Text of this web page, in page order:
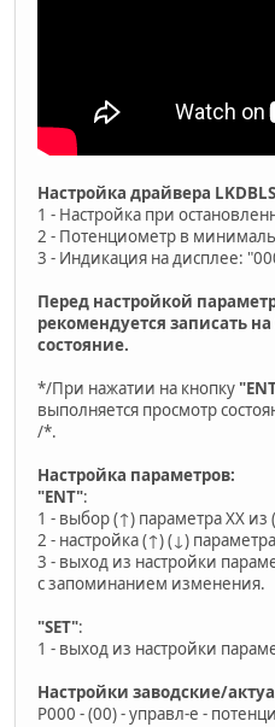
Настройка драйвера
1 - Настройка при
2 - Потенциометр в
3 - Индикация на дисплее:
Перед настройкой
рекомендуется записать
состояние.
*/При нажатии на кнопку
выполняется просмотр
/*.
Настройка параметров:
"ENT":
1 - выбор (↑) параметра ХХ из
2 - настройка (↑) (↓)
3 - выход из настройки
с запоминанием изменения.
"SET":
1 - выход из настройки
Настройки заводские/
P000 - (00) - управл-е -